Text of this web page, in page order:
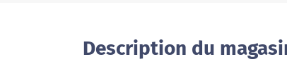
Description du